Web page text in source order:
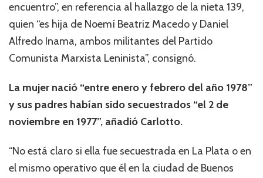
encuentro”, en referencia al hallazgo de la nieta 139,
quien “es hija de Noemí Beatriz Macedo y Daniel
Alfredo Inama, ambos militantes del Partido
Comunista Marxista Leninista”, consignó.
La mujer nació “entre enero y febrero del año 1978”
y sus padres habían sido secuestrados “el 2 de
noviembre en 1977”, añadió Carlotto.
“No está claro si ella fue secuestrada en La Plata o en
el mismo operativo que él en la ciudad de Buenos